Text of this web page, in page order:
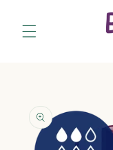
conținut
informațiile
despre
produs